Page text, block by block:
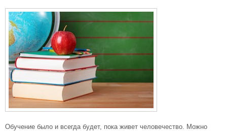
Обучение было и всегда будет, пока живет человечество. Можно